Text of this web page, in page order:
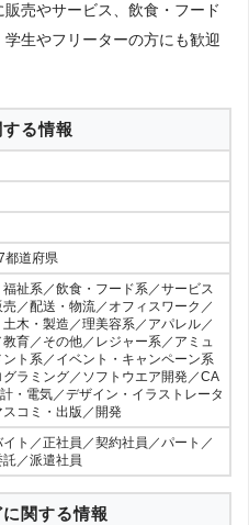
売やサービス、飲食・フード
生やフリーターの方にも歓迎
る情報
都道府県
福祉系／飲食・フード系／サービス
売／配送・物流／オフィスワーク／
木・製造／理美容系／アパレル／
教育／その他／レジャー系／アミュ
ント系／イベント・キャンペーン系
グラミング／ソフトウエア開発／CA
・電気／デザイン・イラストレータ
スコミ・出版／開発
イト／正社員／契約社員／パート／
／派遣社員
関する情報